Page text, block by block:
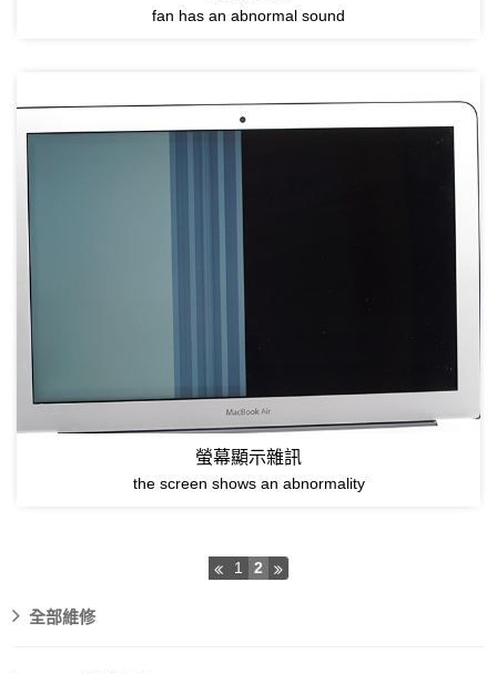
fan has an abnormal sound
螢幕顯示雜訊
the screen shows an abnormality
1 2
全部維修